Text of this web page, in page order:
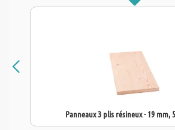
Panneaux 3 plis résineux - 19 mm,